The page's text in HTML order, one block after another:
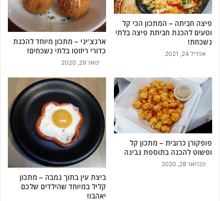
ח
ת
ו
א
ו
י
!
ד
ל
ע
ם
ש
י
ט
י
ם
פיצה חביתה – המתכון הכי קל
וטעים להכנת חביתת פיצה בלתי
נשכחת!
אפריל 24, 2021
ארנצ'יני – מתכון מיוחד להכנת
כדורי ריזוטו בלתי נשכחים!
ינואר 29, 2020
פופקורן כרובית – מתכון קל
ופשוט להכנה בתוספת גבינה
פברואר 28, 2020
ביצת עין בתוך גמבה – מתכון
קליל במיוחד שהילדים שלכם
יאהבו!